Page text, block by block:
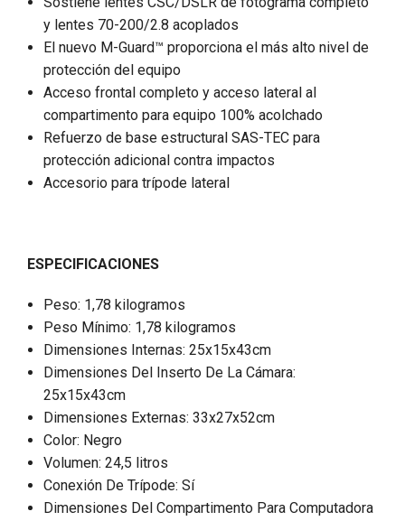
y lentes 70-200/2.8 acoplados
El nuevo M-Guard™ proporciona el más alto nivel de
protección del equipo
Acceso frontal completo y acceso lateral al
compartimento para equipo 100% acolchado
Refuerzo de base estructural SAS-TEC para
protección adicional contra impactos
Accesorio para trípode lateral
ESPECIFICACIONES
Peso: 1,78 kilogramos
Peso Mínimo: 1,78 kilogramos
Dimensiones Internas: 25x15x43cm
Dimensiones Del Inserto De La Cámara:
25x15x43cm
Dimensiones Externas: 33x27x52cm
Color: Negro
Volumen: 24,5 litros
Conexión De Trípode: Sí
Dimensiones Del Compartimento Para Computadora